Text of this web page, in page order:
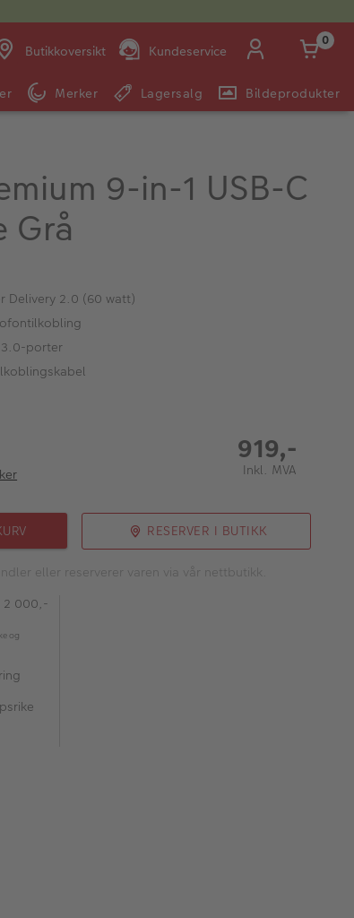
Butikkoversikt Kundeservice
Man -
09:00 -
14:00 -
0
Merker Lagersalg Bildeprodukter
9-in-1 USB-C
Grå
Delivery 2.0 (60 watt)
3.0-porter
919,-
Inkl. MVA
RESERVER I BUTIKK
eller reserverer varen via vår nettbutikk.
2 000,-
og